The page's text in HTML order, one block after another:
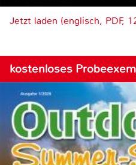
Jetzt laden (englisch, PDF,
kostenloses